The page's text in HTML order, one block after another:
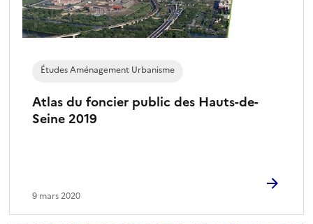
Atlas du foncier public des Hauts-de-
Seine 2019
Études Aménagement Urbanisme
9 mars 2020